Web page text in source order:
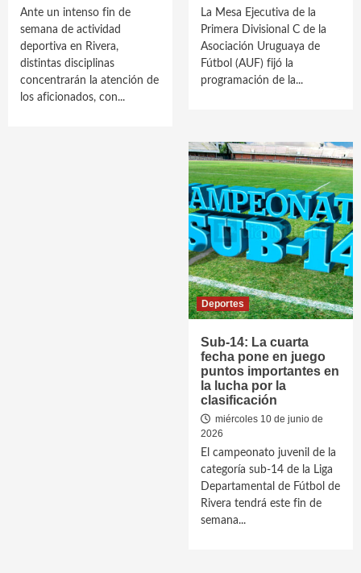
Ante un intenso fin de
semana de actividad
deportiva en Rivera,
distintas disciplinas
concentrarán la atención de
los aficionados, con...
La Mesa Ejecutiva de la
Primera Divisional C de la
Asociación Uruguaya de
Fútbol (AUF) fijó la
programación de la...
Deportes
Sub-14: La cuarta
fecha pone en juego
puntos importantes en
la lucha por la
clasificación
miércoles 10 de junio de
2026
El campeonato juvenil de la
categoría sub-14 de la Liga
Departamental de Fútbol de
Rivera tendrá este fin de
semana...